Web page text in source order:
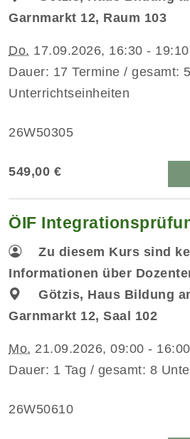
Garnmarkt 12, Raum 103
Do. 17.09.2026, 16:30 -
Dauer: 17 Termine / gesamt:
Unterrichtseinheiten
26W50305
549,00 €
ÖIF
Zu diesem Kurs sind
Informationen über
Götzis, Haus Bildung
Garnmarkt 12, Saal 102
Mo. 21.09.2026, 09:00 -
Dauer: 1 Tag / gesamt: 8
26W50610